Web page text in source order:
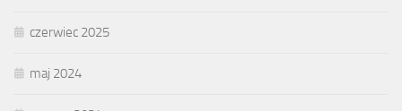
czerwiec 2025
maj 2024